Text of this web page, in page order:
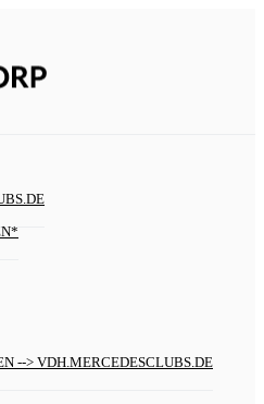
--> VDH.MERCEDESCLUBS.DE